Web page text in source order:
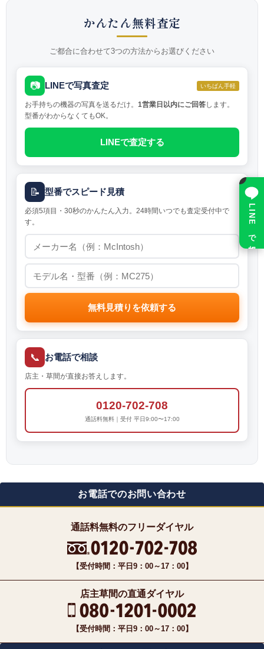
かんたん無料査定
ご都合に合わせて3つの方法からお選びください
📷 LINEで写真査定 いちばん手軽
お手持ちの機器の写真を送るだけ。 1営業日以内にご回答します。
型番がわからなくてもOK。
LINEで査定する
📝 型番でスピード見積
必須5項目・30秒のかんたん入力。24時間いつでも査定受付中で
す。
無料見積りを依頼する
📞 お電話で相談
店主・草間が直接お答えします。
0120-702-708
通話料無料｜受付 平日9:00〜17:00
お電話でのお問い合わせ
通話料無料のフリーダイヤル
【受付時間：平日9：00～17：00】
店主草間の直通ダイヤル
【受付時間：平日9：00～17：00】
LINE で相談
×